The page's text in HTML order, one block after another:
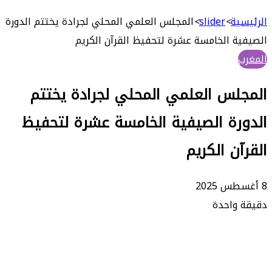
>
slider
>المجلس العلمي المحلي لجرادة يختتم الدورة
الخامسة عشرة لتحفيظ القرآن الكريم
العلمي المحلي لجرادة يختتم
الصيفية الخامسة عشرة لتحفيظ
الكريم